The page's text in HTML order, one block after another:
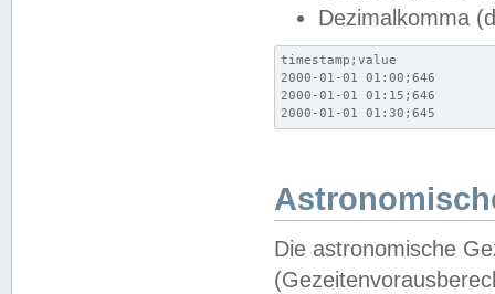
Dezimalkomma
timestamp;value
2000-01-01 01:00;646
2000-01-01 01:15;646
2000-01-01 01:30;645
Die astronomische